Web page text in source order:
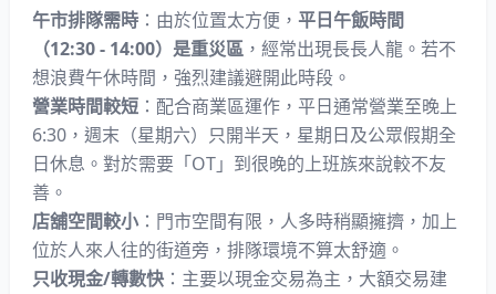
午市排隊需時 ：由於位置太方便， 平日午飯時間
（12:30 - 14:00）是重災區 ，經常出現長長人龍。若不
想浪費午休時間，強烈建議避開此時段。
營業時間較短 ：配合商業區運作，平日通常營業至晚上
6:30，週末（星期六）只開半天，星期日及公眾假期全
日休息。對於需要「OT」到很晚的上班族來說較不友
善。
店舖空間較小：門市空間有限，人多時稍顯擁擠，加上
位於人來人往的街道旁，排隊環境不算太舒適。
只收現金/轉數快 ：主要以現金交易為主，大額交易建